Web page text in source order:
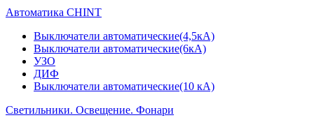
Автоматика CHINT
Выключатели автоматические(4,5кА)
Выключатели автоматические(6кА)
УЗО
ДИФ
Выключатели автоматические(10 кА)
Светильники. Освещение. Фонари